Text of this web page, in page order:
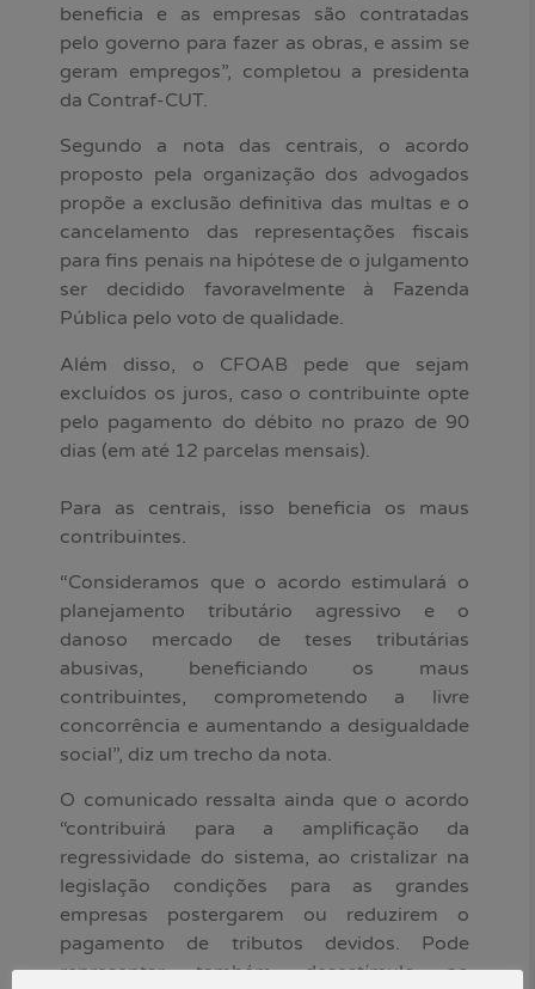
beneficia e as empresas são contratadas
pelo governo para fazer as obras, e assim se
geram empregos”, completou a presidenta
da Contraf-CUT.
Segundo a nota das centrais, o acordo
proposto pela organização dos advogados
propõe a exclusão definitiva das multas e o
cancelamento das representações fiscais
para fins penais na hipótese de o julgamento
ser decidido favoravelmente à Fazenda
Pública pelo voto de qualidade.
Além disso, o CFOAB pede que sejam
excluídos os juros, caso o contribuinte opte
pelo pagamento do débito no prazo de 90
dias (em até 12 parcelas mensais).
Para as centrais, isso beneficia os maus
contribuintes.
“Consideramos que o acordo estimulará o
planejamento tributário agressivo e o
danoso mercado de teses tributárias
abusivas, beneficiando os maus
contribuintes, comprometendo a livre
concorrência e aumentando a desigualdade
social”, diz um trecho da nota.
O comunicado ressalta ainda que o acordo
“contribuirá para a amplificação da
regressividade do sistema, ao cristalizar na
legislação condições para as grandes
empresas postergarem ou reduzirem o
pagamento de tributos devidos. Pode
representar também desestímulo ao